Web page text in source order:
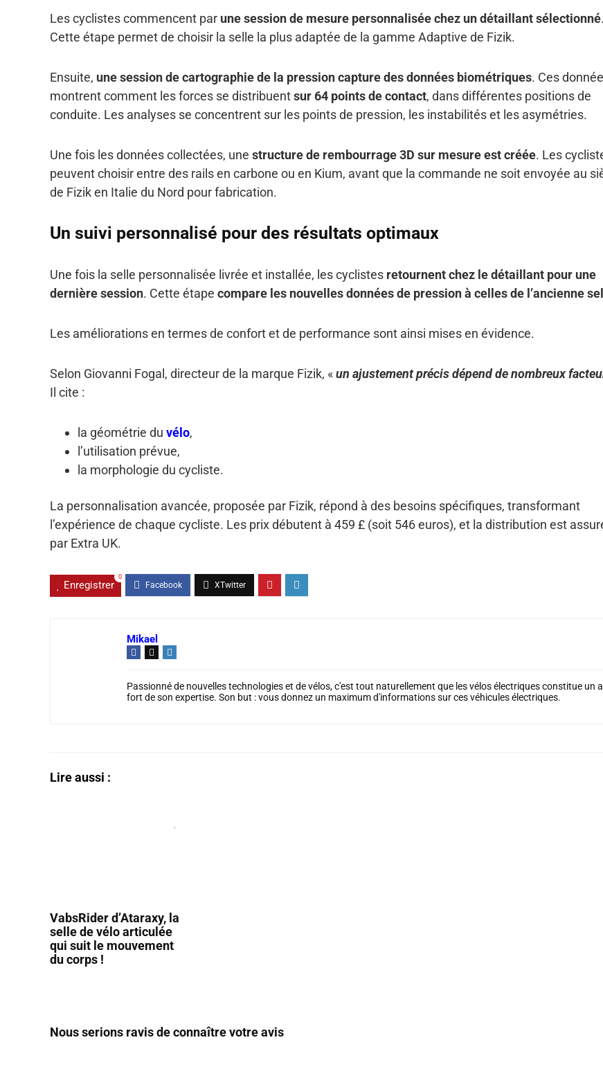
Les cyclistes commencent par une session de mesure personnalisée chez un détaillant sélectionné.
Cette étape permet de choisir la selle la plus adaptée de la gamme Adaptive de Fizik.
Ensuite, une session de cartographie de la pression capture des données biométriques. Ces
montrent comment les forces se distribuentsur 64 points de contact, dans différentes positions de
conduite. Les analyses se concentrent sur les points de pression, les instabilités et les asymétries.
Une fois les données collectées, une structure de rembourrage 3D sur mesure est créée. Les
peuvent choisir entre des rails en carbone ou en Kium, avant que la commande ne soit envoyée au
de Fizik en Italie du Nord pour fabrication.
Un suivi personnalisé pour des résultats optimaux
Une fois la selle personnalisée livrée et installée, les cyclistes retournent chez le détaillant pour une
dernière session. Cette étape compare les nouvelles données de pression à celles de l’ancienne
Les améliorations en termes de confort et de performance sont ainsi mises en évidence.
Selon Giovanni Fogal, directeur de la marque Fizik, «un ajustement précis dépend de nombreux
Il cite :
la géométrie du vélo,
l’utilisation prévue,
la morphologie du cycliste.
La personnalisation avancée, proposée par Fizik, répond à des besoins spécifiques, transformant
l’expérience de chaque cycliste. Les prix débutent à 459 £ (soit 546 euros), et la distribution est
par Extra UK.
Enregistrer
0
Mikael
Passionné de nouvelles technologies et de vélos, c'est tout naturellement que les vélos électriques constitue un
fort de son expertise. Son but : vous donnez un maximum d'informations sur ces véhicules électriques.
Lire aussi :
VabsRider d’Ataraxy, la
selle de vélo articulée
qui suit le mouvement
du corps !
Nous serions ravis de connaître votre avis